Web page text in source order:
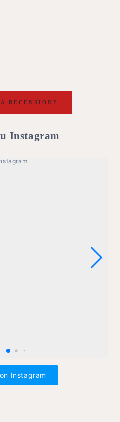
RECENSIONE
Instagram
Instagram